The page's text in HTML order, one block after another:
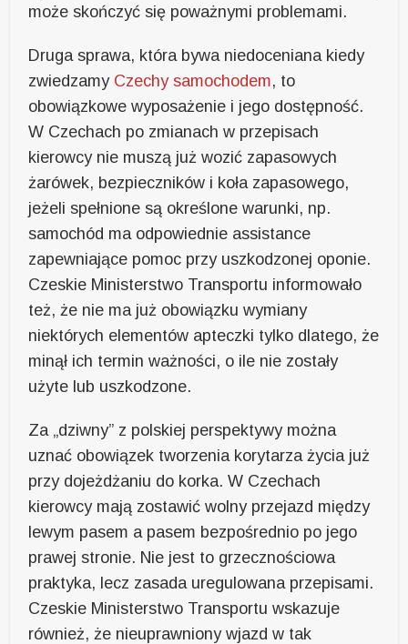
może skończyć się poważnymi problemami.
Druga sprawa, która bywa niedoceniana kiedy
zwiedzamy Czechy samochodem, to
obowiązkowe wyposażenie i jego dostępność.
W Czechach po zmianach w przepisach
kierowcy nie muszą już wozić zapasowych
żarówek, bezpieczników i koła zapasowego,
jeżeli spełnione są określone warunki, np.
samochód ma odpowiednie assistance
zapewniające pomoc przy uszkodzonej oponie.
Czeskie Ministerstwo Transportu informowało
też, że nie ma już obowiązku wymiany
niektórych elementów apteczki tylko dlatego, że
minął ich termin ważności, o ile nie zostały
użyte lub uszkodzone.
Za „dziwny” z polskiej perspektywy można
uznać obowiązek tworzenia korytarza życia już
przy dojeżdżaniu do korka. W Czechach
kierowcy mają zostawić wolny przejazd między
lewym pasem a pasem bezpośrednio po jego
prawej stronie. Nie jest to grzecznościowa
praktyka, lecz zasada uregulowana przepisami.
Czeskie Ministerstwo Transportu wskazuje
również, że nieuprawniony wjazd w tak